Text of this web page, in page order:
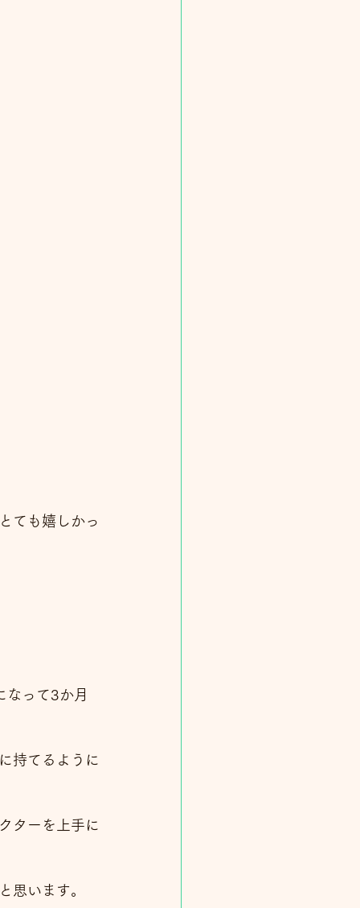
ても嬉しかっ
なって3か月
持てるように
ターを上手に
思います。